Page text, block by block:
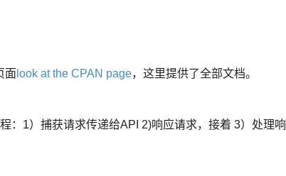
面 look at the CPAN page，这里提供了全部文档。
：1）捕获请求传递给API 2)响应请求，接着 3）处理响